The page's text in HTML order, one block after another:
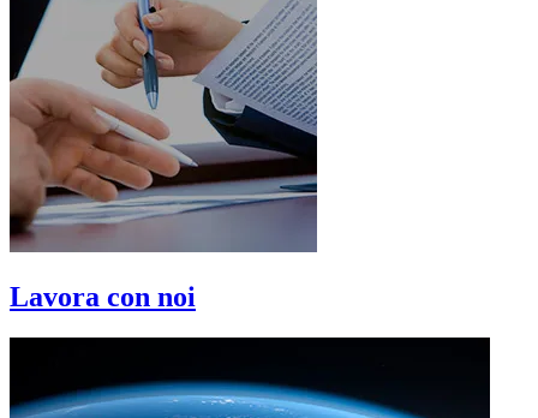
Lavora con noi